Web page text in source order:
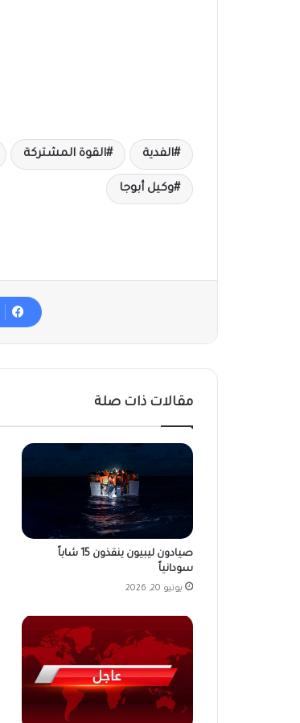
الفدية القوة المشتركة
وكيل أبوجا
مقالات ذات صلة
صيادون ليبيون ينقذون 15 شاباً
سودانياً
يونيو 20, 2026